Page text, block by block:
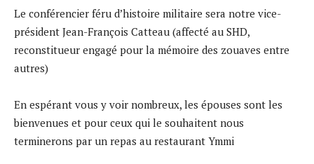
Le conférencier féru d’histoire militaire sera notre vice-
président Jean-François Catteau (affecté au SHD,
reconstitueur engagé pour la mémoire des zouaves entre
autres)
En espérant vous y voir nombreux, les épouses sont les
bienvenues et pour ceux qui le souhaitent nous
terminerons par un repas au restaurant Ymmi